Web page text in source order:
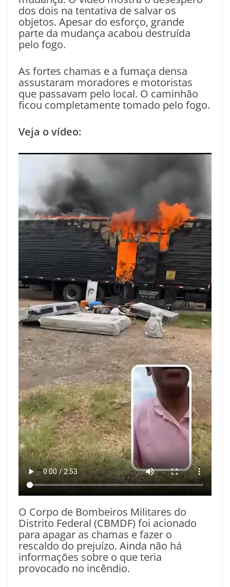
dos dois na tentativa de salvar os
objetos. Apesar do esforço, grande
parte da mudança acabou destruída
pelo fogo.
As fortes chamas e a fumaça densa
assustaram moradores e motoristas
que passavam pelo local. O caminhão
ficou completamente tomado pelo fogo.
Veja o vídeo:
O Corpo de Bombeiros Militares do
Distrito Federal (CBMDF) foi acionado
para apagar as chamas e fazer o
rescaldo do prejuízo. Ainda não há
informações sobre o que teria
provocado no incêndio.